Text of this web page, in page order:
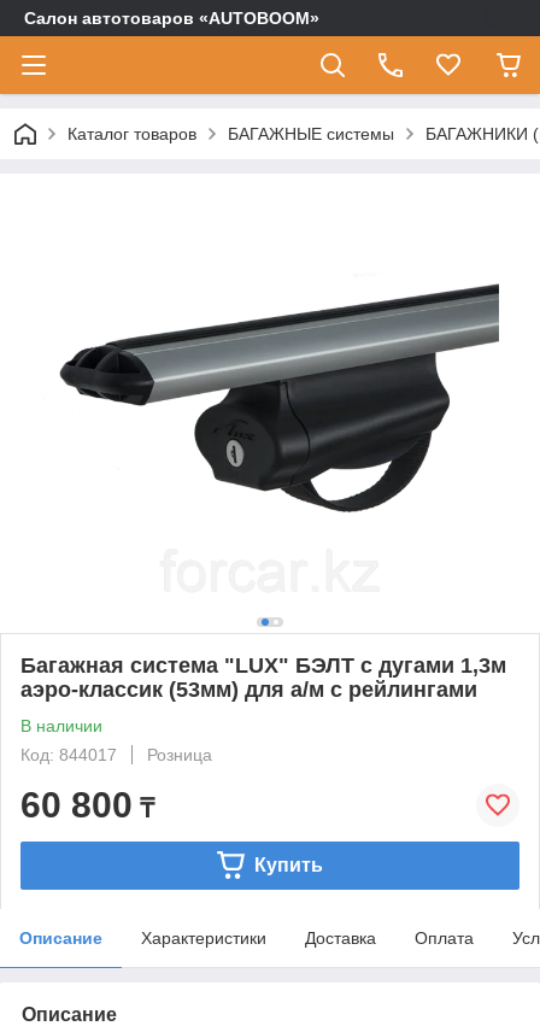
Салон автотоваров «AUTOBOOM»
Каталог товаров БАГАЖНЫЕ системы БАГАЖНИКИ
Багажная система "LUX" БЭЛТ с дугами 1,3м
аэро-классик (53мм) для а/м с рейлингами
В наличии
Код: 844017
Розница
60 800 ₸
Купить
Описание Характеристики Доставка Оплата
Описание